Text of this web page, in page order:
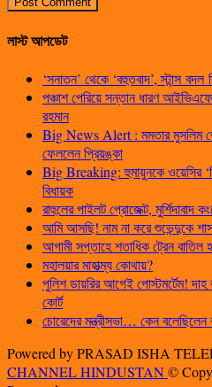
লাস্ট আপডেট
‘সনাতন’ থেকে ‘বহুতবাদ’, স্টান্স বদল
পঞ্চাশ পেরিয়ে সন্তান ধারণ
রহমান
Big News Alert : মমতার মুসলিম
ফেললেন প্রিয়ঙ্কা
Big Breaking: হুমায়ুনকে ওয়েসির
বিধায়ক
রাহুলের পাইলট প্রোজেক্ট, মুর্শিদাবাদ
আমি আসছি! নাম না করে শুভেন্দুকে
আগামী সপ্তাহে শতাধিক ট্রেন বাতিল
মহালয়ার মাহাত্ম্য কোথায়?
পুলিশ ডায়রির আগেই পোস্টমর্টেম!
কোর্ট
চোরেদের মন্ত্রীসভা… কেন বলেছিলেন
Powered by PRASAD ISHA
CHANNEL HINDUSTAN©